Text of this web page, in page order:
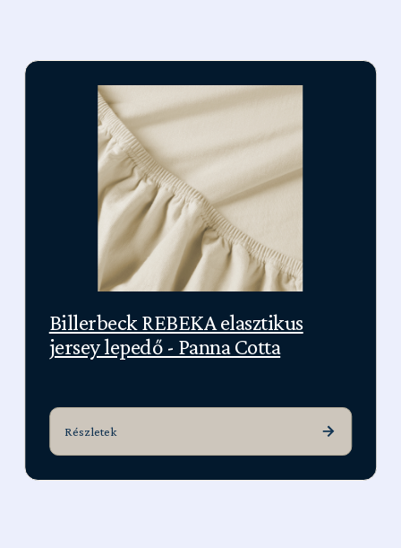
Billerbeck REBEKA elasztikus
jersey lepedő - Panna Cotta
Részletek